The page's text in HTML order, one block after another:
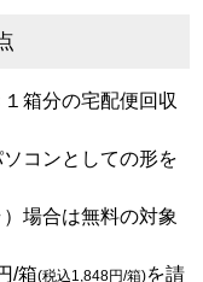
箱分の宅配便回収
コンとしての形を
場合は無料の対象
/箱(税込1,848円/箱)を請